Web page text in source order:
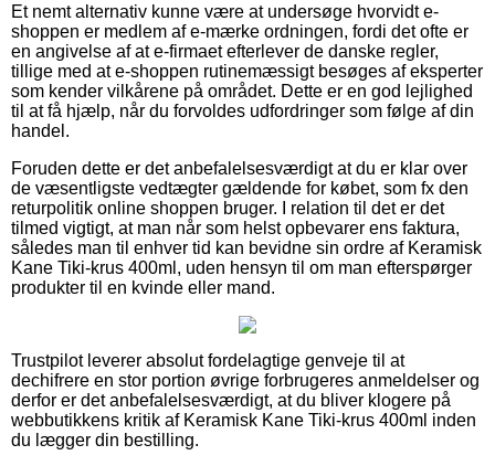
Et nemt alternativ kunne være at undersøge hvorvidt e-
shoppen er medlem af e-mærke ordningen, fordi det ofte er
en angivelse af at e-firmaet efterlever de danske regler,
tillige med at e-shoppen rutinemæssigt besøges af eksperter
som kender vilkårene på området. Dette er en god lejlighed
til at få hjælp, når du forvoldes udfordringer som følge af din
handel.
Foruden dette er det anbefalelsesværdigt at du er klar over
de væsentligste vedtægter gældende for købet, som fx den
returpolitik online shoppen bruger. I relation til det er det
tilmed vigtigt, at man når som helst opbevarer ens faktura,
således man til enhver tid kan bevidne sin ordre af Keramisk
Kane Tiki-krus 400ml, uden hensyn til om man efterspørger
produkter til en kvinde eller mand.
Trustpilot leverer absolut fordelagtige genveje til at
dechifrere en stor portion øvrige forbrugeres anmeldelser og
derfor er det anbefalelsesværdigt, at du bliver klogere på
webbutikkens kritik af Keramisk Kane Tiki-krus 400ml inden
du lægger din bestilling.